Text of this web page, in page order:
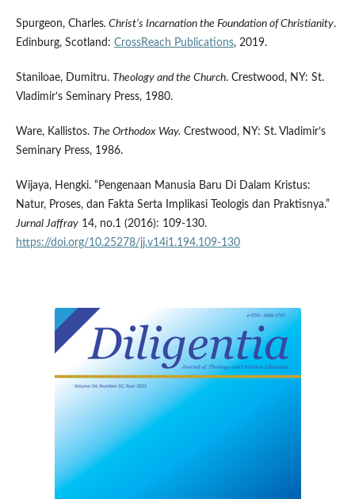
Spurgeon, Charles. Christ’s Incarnation the Foundation of Christianity.
Edinburg, Scotland: CrossReach Publications, 2019.
Staniloae, Dumitru. Theology and the Church. Crestwood, NY: St.
Vladimir’s Seminary Press, 1980.
Ware, Kallistos. The Orthodox Way. Crestwood, NY: St. Vladimir’s
Seminary Press, 1986.
Wijaya, Hengki. “Pengenaan Manusia Baru Di Dalam Kristus:
Natur, Proses, dan Fakta Serta Implikasi Teologis dan Praktisnya.”
Jurnal Jaffray14, no.1 (2016): 109-130.
https://doi.org/10.25278/jj.v14i1.194.109-130